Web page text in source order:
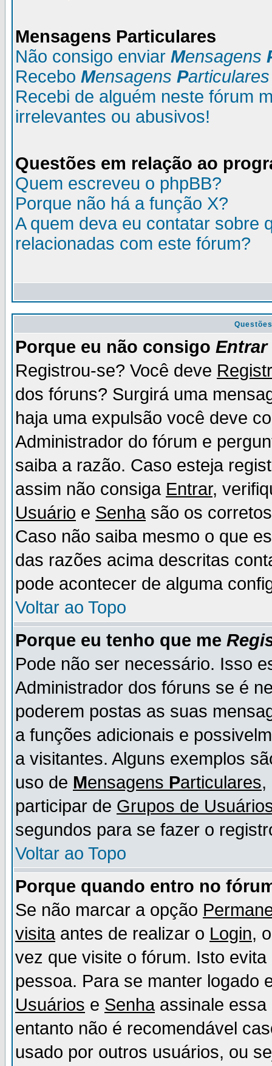
Mensagens Particulares
Não consigo enviar Mensagens
Recebo Mensagens Particulares
Recebi de alguém neste fórum
irrelevantes ou abusivos!
Questões em relação ao
Quem escreveu o phpBB?
Porque não há a função X?
A quem deva eu contatar sobre
relacionadas com este fórum?
Porque eu não consigo Entrar
Registrou-se? Você deve
dos fóruns? Surgirá uma
haja uma expulsão você deve
Administrador do fórum e
saiba a razão. Caso esteja
assim não consiga Entrar,
Usuário e Senhasão os
Caso não saiba mesmo o que
das razões acima descritas
pode acontecer de alguma
Voltar ao Topo
Porque eu tenho que me
Pode não ser necessário. Isso
Administrador dos fóruns se é
poderem postas as suas
a funções adicionais e
a visitantes. Alguns exemplos
uso de Mensagens Particulares,
participar de Grupos de
segundos para se fazer o
Voltar ao Topo
Porque quando entro no
Se não marcar a opção
visitaantes de realizar o Login,
vez que visite o fórum. Isto
pessoa. Para se manter
Usuários e Senhaassinale essa
entanto não é recomendável
usado por outros usuários, ou